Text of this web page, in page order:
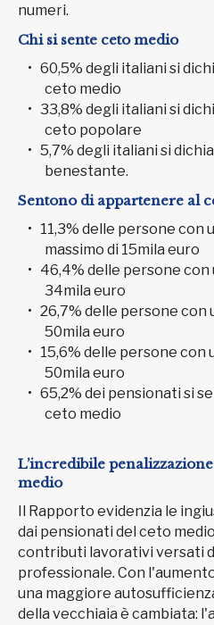
numeri.
Chi si sente ceto medio
60,5% degli italiani si
ceto medio
33,8% degli italiani si
ceto popolare
5,7% degli italiani si
benestante.
Sentono di appartenere al
11,3% delle persone con
massimo di 15mila euro
46,4% delle persone con
34mila euro
26,7% delle persone con
50mila euro
15,6% delle persone
50mila euro
65,2% dei pensionati si
ceto medio
L’incredibile
medio
Il Rapporto evidenzia le
dai pensionati del ceto
contributi lavorativi versati
professionale. Con
una maggiore
della vecchiaia è cambiata: